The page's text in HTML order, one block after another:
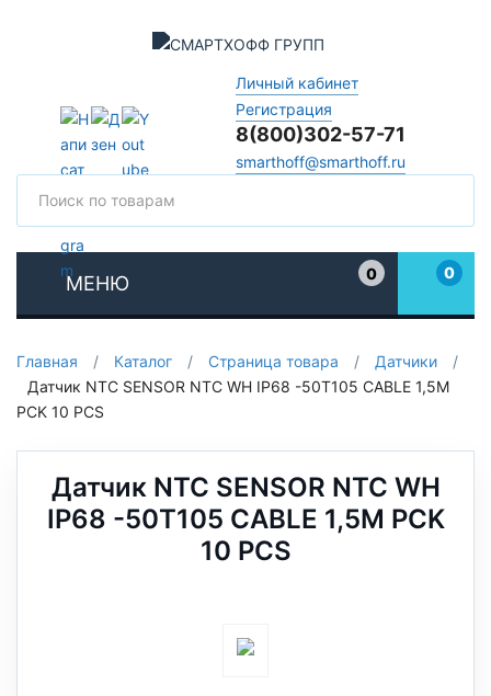
Личный кабинет
Регистрация
8(800)302-57-71
smarthoff@smarthoff.ru
МЕНЮ
0
0
Главная / Каталог / Страница товара / Датчики
/
Датчик NTC SENSOR NTC WH IP68 -50T105 CABLE 1,5M
PCK 10 PCS
Датчик NTC SENSOR NTC WH
IP68 -50T105 CABLE 1,5M PCK
10 PCS